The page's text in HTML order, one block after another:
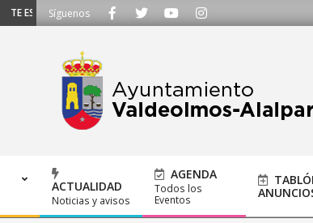
TE ESCUCHAMOS - Llámanos al 91 620 21 53 o escríbenos a
Síguenos
ACTUALIDAD
Noticias y avisos
AGENDA
Todos los
Eventos